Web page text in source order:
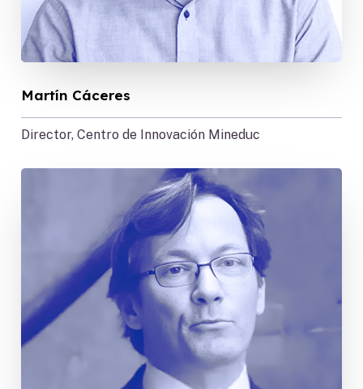
Martín Cáceres
Director, Centro de Innovación Mineduc